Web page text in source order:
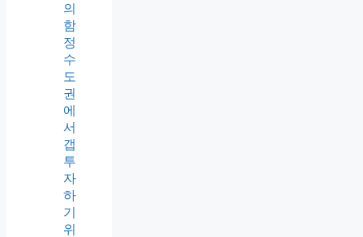
의
함
정
수
도
권
에
서
갭
투
자
하
기
위